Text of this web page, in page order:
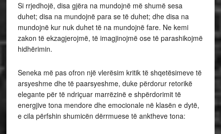
Si rrjedhojë, disa gjëra na mundojnë më shumë sesa
duhet; disa na mundojnë para se të duhet; dhe disa na
mundojnë kur nuk duhet të na mundojnë fare. Ne kemi
zakon të ekzagjerojmë, të imagjinojmë ose të parashikojmë
hidhërimin.
Seneka më pas ofron një vlerësim kritik të shqetësimeve të
arsyeshme dhe të paarsyeshme, duke përdorur retorikë
elegante për të ndriçuar marrëzinë e shpërdorimit të
energjive tona mendore dhe emocionale në klasën e dytë,
e cila përfshin shumicën dërrmuese të anktheve tona: